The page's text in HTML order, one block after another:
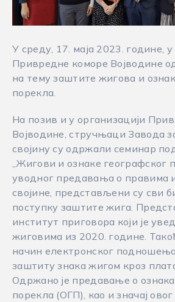
У среду, 17. маја 2023. године, у
Привредне коморе Војводине
на тему заштите жигова и
порекла.
На позив и у организацији
Војводине, стручњаци Завода
својину су одржали семинар
„Жигови и ознаке географског
уводног предавања о правима
својине, представљени су сви
поступку заштите жига.
институт приговора који је
жиговима из 2020. године.
начин електронског подношења
заштиту знака жигом кроз
Одржано је предавање о
порекла (ОГП), као и значај